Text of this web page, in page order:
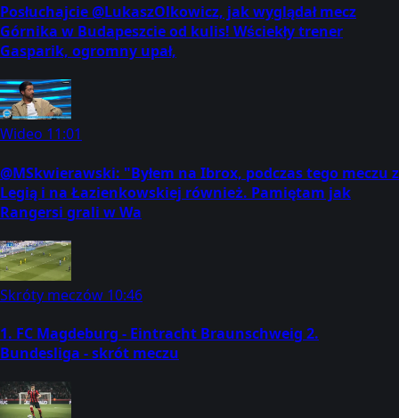
Posłuchajcie @LukaszOlkowicz, jak wyglądał mecz
Górnika w Budapeszcie od kulis! Wściekły trener
Gasparik, ogromny upał,
Wideo 11:01
@MSkwierawski: "Byłem na Ibrox, podczas tego meczu z
Legią i na Łazienkowskiej również. Pamiętam jak
Rangersi grali w Wa
Skróty meczów 10:46
1. FC Magdeburg - Eintracht Braunschweig 2.
Bundesliga - skrót meczu